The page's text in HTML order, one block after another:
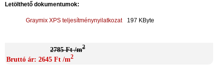
Letölthető dokumentumok:
Graymix XPS teljesítménynyilatkozat 197 KByte
2785 Ft /m2
Bruttó ár: 2645 Ft /m2